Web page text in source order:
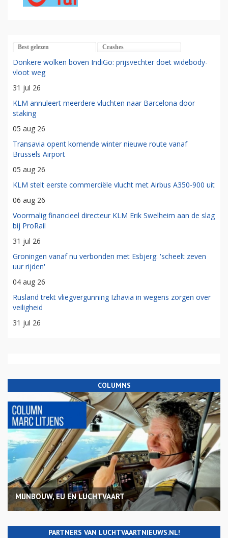
Best gelezen Crashes
Donkere wolken boven IndiGo: prijsvechter doet widebody-
vloot weg
31 jul 26
KLM annuleert meerdere vluchten naar Barcelona door
staking
05 aug 26
Transavia opent komende winter nieuwe route vanaf
Brussels Airport
05 aug 26
KLM stelt eerste commerciële vlucht met Airbus A350-900 uit
06 aug 26
Voormalig financieel directeur KLM Erik Swelheim aan de slag
bij ProRail
31 jul 26
Groningen vanaf nu verbonden met Esbjerg: 'scheelt zeven
uur rijden'
04 aug 26
Rusland trekt vliegvergunning Izhavia in wegens zorgen over
veiligheid
31 jul 26
COLUMNS
MIJNBOUW, EU EN LUCHTVAART
PARTNERS VAN LUCHTVAARTNIEUWS.NL!